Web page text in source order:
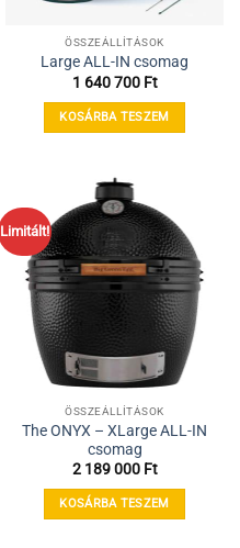
ÖSSZEÁLLÍTÁSOK
Large ALL-IN csomag
1 640 700 Ft
KOSÁRBA TESZEM
Limitált!
ÖSSZEÁLLÍTÁSOK
The ONYX – XLarge ALL-IN
csomag
2 189 000 Ft
KOSÁRBA TESZEM